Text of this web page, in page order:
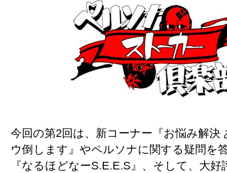
今回の第2回は、 新コーナー『お悩み解決
ウ倒します』 やペルソナに関する疑問を
『なるほどなーS.E.E.S』 、そして、大好